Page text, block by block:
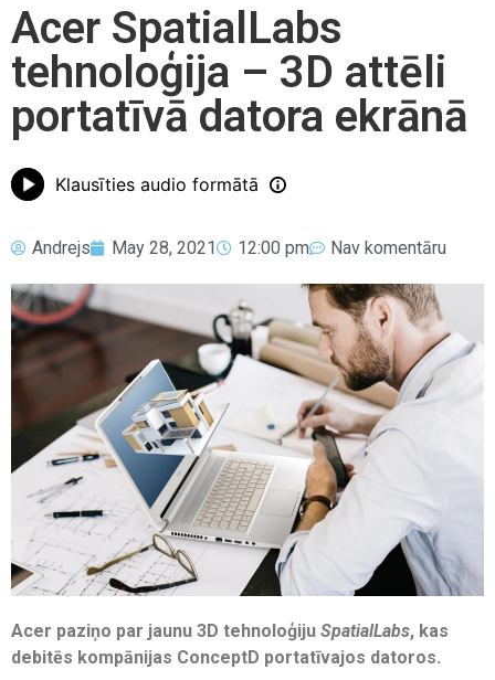
Acer SpatialLabs
tehnoloģija – 3D attēli
portatīvā datora ekrānā
Klausīties audio formātā
Andrejs May 28, 2021 12:00 pm Nav komentāru
Acer paziņo par jaunu 3D tehnoloģiju SpatialLabs, kas
debitēs kompānijas ConceptD portatīvajos datoros.